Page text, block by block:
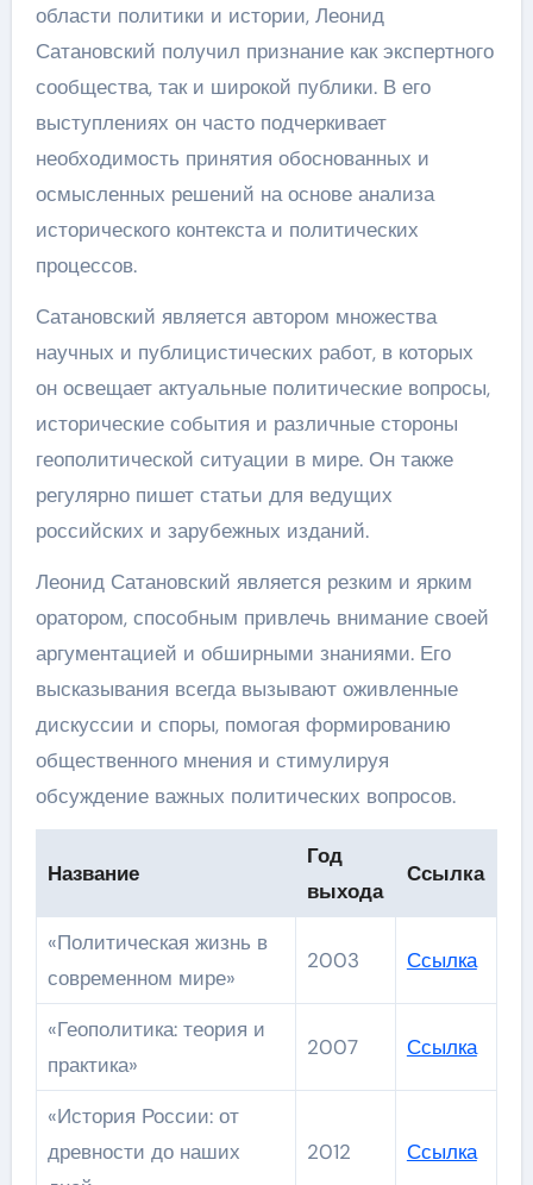
области политики и истории, Леонид
Сатановский получил признание как экспертного
сообщества, так и широкой публики. В его
выступлениях он часто подчеркивает
необходимость принятия обоснованных и
осмысленных решений на основе анализа
исторического контекста и политических
процессов.
Сатановский является автором множества
научных и публицистических работ, в которых
он освещает актуальные политические вопросы,
исторические события и различные стороны
геополитической ситуации в мире. Он также
регулярно пишет статьи для ведущих
российских и зарубежных изданий.
Леонид Сатановский является резким и ярким
оратором, способным привлечь внимание своей
аргументацией и обширными знаниями. Его
высказывания всегда вызывают оживленные
дискуссии и споры, помогая формированию
общественного мнения и стимулируя
обсуждение важных политических вопросов.
Название
Год
выхода
Ссылка
«Политическая жизнь в
современном мире»
2003 Ссылка
«Геополитика: теория и
практика»
2007 Ссылка
«История России: от
древности до наших
2012 Ссылка